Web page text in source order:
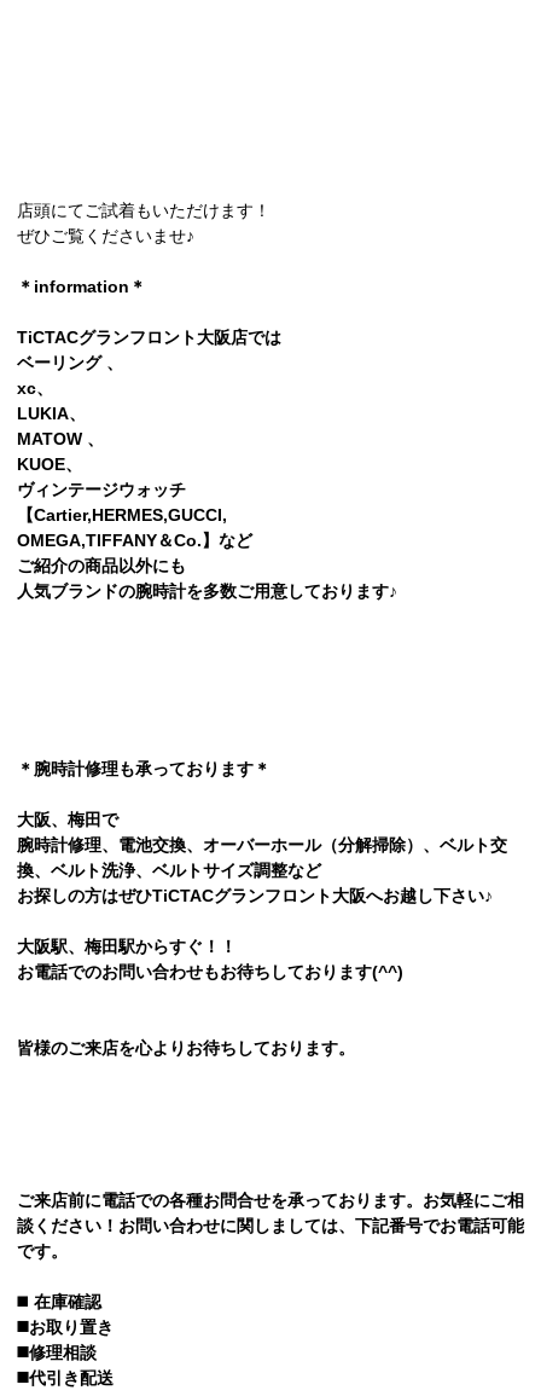
店頭にてご試着もいただけます！
ぜひご覧くださいませ♪
＊information＊
TiCTACグランフロント大阪店では
ベーリング 、
xc、
LUKIA、
MATOW 、
KUOE、
ヴィンテージウォッチ
【Cartier,HERMES,GUCCI,
OMEGA,TlFFANY＆Co.】など
ご紹介の商品以外にも
人気ブランドの腕時計を多数ご用意しております♪
＊腕時計修理も承っております＊
大阪、梅田で
腕時計修理、電池交換、オーバーホール（分解掃除）、ベルト交
換、ベルト洗浄、ベルトサイズ調整など
お探しの方はぜひTiCTACグランフロント大阪へお越し下さい♪
大阪駅、梅田駅からすぐ！！
お電話でのお問い合わせもお待ちしております(^^)
皆様のご来店を心よりお待ちしております。
ご来店前に電話での各種お問合せを承っております。お気軽にご相
談ください！お問い合わせに関しましては、下記番号でお電話可能
です。
◼️ 在庫確認
◼️お取り置き
◼️修理相談
◼️代引き配送